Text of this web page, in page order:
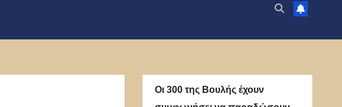
Οι 300 της Βουλής έχουν